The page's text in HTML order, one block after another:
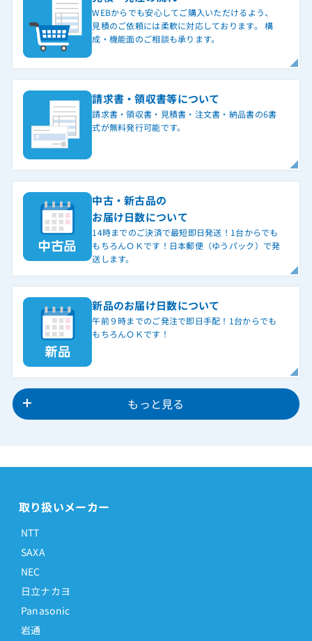
WEBからでも安心してご購入いただけるよう、
見積のご依頼には柔軟に対応しております。 構
成・機能面のご相談も承ります。
請求書・領収書等について
請求書・領収書・見積書・注文書・納品書の6書
式が無料発行可能です。
中古・新古品の
お届け日数について
14時までのご決済で最短即日発送！1台からでも
もちろんＯＫです！日本郵便（ゆうパック）で発
送します。
新品のお届け日数について
午前９時までのご発注で即日手配！1台からでも
もちろんＯＫです！
もっと見る
取り扱いメーカー
NTT
SAXA
NEC
日立ナカヨ
Panasonic
岩通